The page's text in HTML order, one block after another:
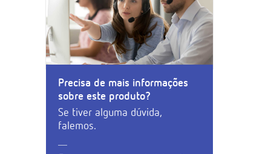
Precisa de mais informações
sobre este produto?
Se tiver alguma dúvida,
falemos.